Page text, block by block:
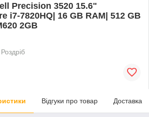
Precision 3520 15.6"
i7-7820HQ| 16 GB RAM| 512 GB
2GB
Роздріб
Відгуки про товар Доставка